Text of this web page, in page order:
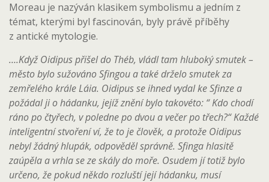
Moreau je nazýván klasikem symbolismu a jedním z
témat, kterými byl fascinován, byly právě příběhy
z antické mytologie.
….Když Oidipus přišel do Théb, vládl tam hluboký smutek –
město bylo sužováno Sfingou a také drželo smutek za
zemřelého krále Láia. Oidipus se ihned vydal ke Sfinze a
požádal ji o hádanku, jejíž znění bylo takovéto: “ Kdo chodí
ráno po čtyřech, v poledne po dvou a večer po třech?“ Každé
inteligentní stvoření ví, že to je člověk, a protože Oidipus
nebyl žádný hlupák, odpověděl správně. Sfinga hlasitě
zaúpěla a vrhla se ze skály do moře. Osudem jí totiž bylo
určeno, že pokud někdo rozluští její hádanku, musí